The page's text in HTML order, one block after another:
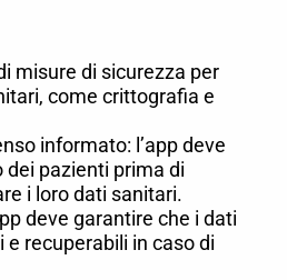
misure di sicurezza per
come crittografia e
informato: l’app deve
pazienti prima di
i loro dati sanitari.
deve garantire che i dati
recuperabili in caso di